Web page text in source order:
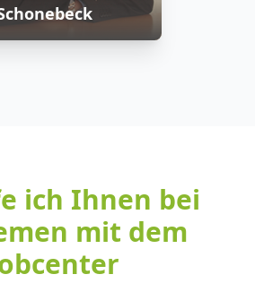
ich Ihnen bei
mit dem